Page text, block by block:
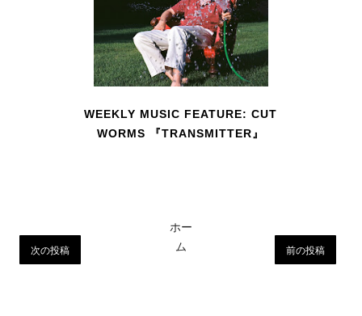
WEEKLY MUSIC FEATURE: CUT
WORMS 『TRANSMITTER』
次の投稿 前の投稿
ホー
ム